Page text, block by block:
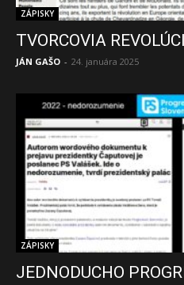
ZÁPISKY
TVORCOVIA
JÁN GAŠO - 24. januára 2025
ZÁPISKY
JEDNODUCHO